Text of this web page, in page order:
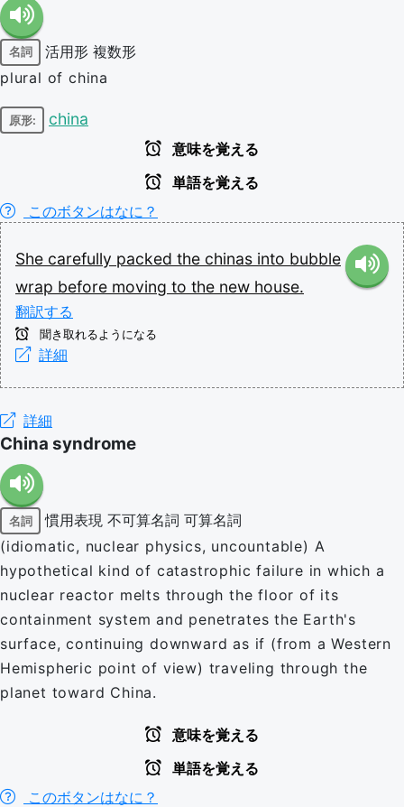
名詞 活用形 複数形
plural of china
原形: china
意味を覚える
単語を覚える
このボタンはなに？
She carefully packed the chinas into bubble
wrap before moving to the new house.
翻訳する
聞き取れるようになる
詳細
詳細
China syndrome
名詞 慣用表現 不可算名詞 可算名詞
(idiomatic, nuclear physics, uncountable) A
hypothetical kind of catastrophic failure in which a
nuclear reactor melts through the floor of its
containment system and penetrates the Earth's
surface, continuing downward as if (from a Western
Hemispheric point of view) traveling through the
planet toward China.
意味を覚える
単語を覚える
このボタンはなに？